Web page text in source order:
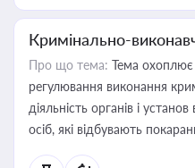
Кримінально-
Про що тема: Тема охоплює
регулювання виконання
діяльність органів і
осіб, які відбувають